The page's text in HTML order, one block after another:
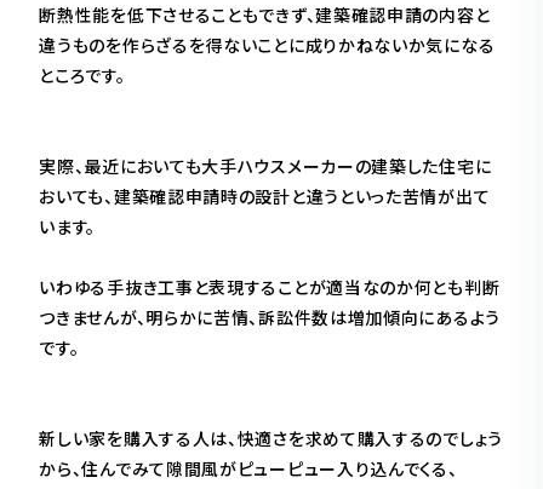
断熱性能を低下させることもできず、建築確認申請の内容と
違うものを作らざるを得ないことに成りかねないか気になる
ところです。
実際、最近においても大手ハウスメーカーの建築した住宅に
おいても、建築確認申請時の設計と違うといった苦情が出て
います。
いわゆる手抜き工事と表現することが適当なのか何とも判断
つきませんが、明らかに苦情、訴訟件数は増加傾向にあるよう
です。
新しい家を購入する人は、快適さを求めて購入するのでしょう
から、住んでみて隙間風がピューピュー入り込んでくる、